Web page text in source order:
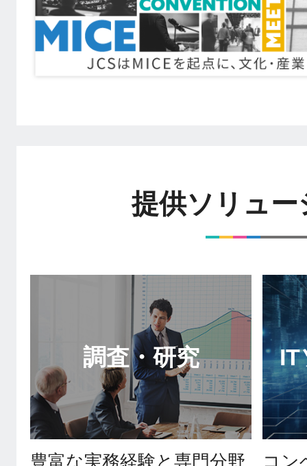
提供ソリュー
調査・研究
豊富な実務経験と専門分野
IT
コン